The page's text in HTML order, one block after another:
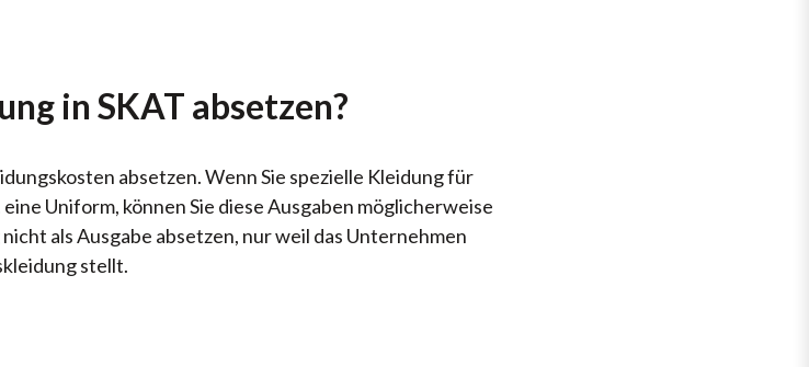
in SKAT absetzen?
absetzen. Wenn Sie spezielle Kleidung für
Uniform, können Sie diese Ausgaben möglicherweise
als Ausgabe absetzen, nur weil das Unternehmen
stellt.